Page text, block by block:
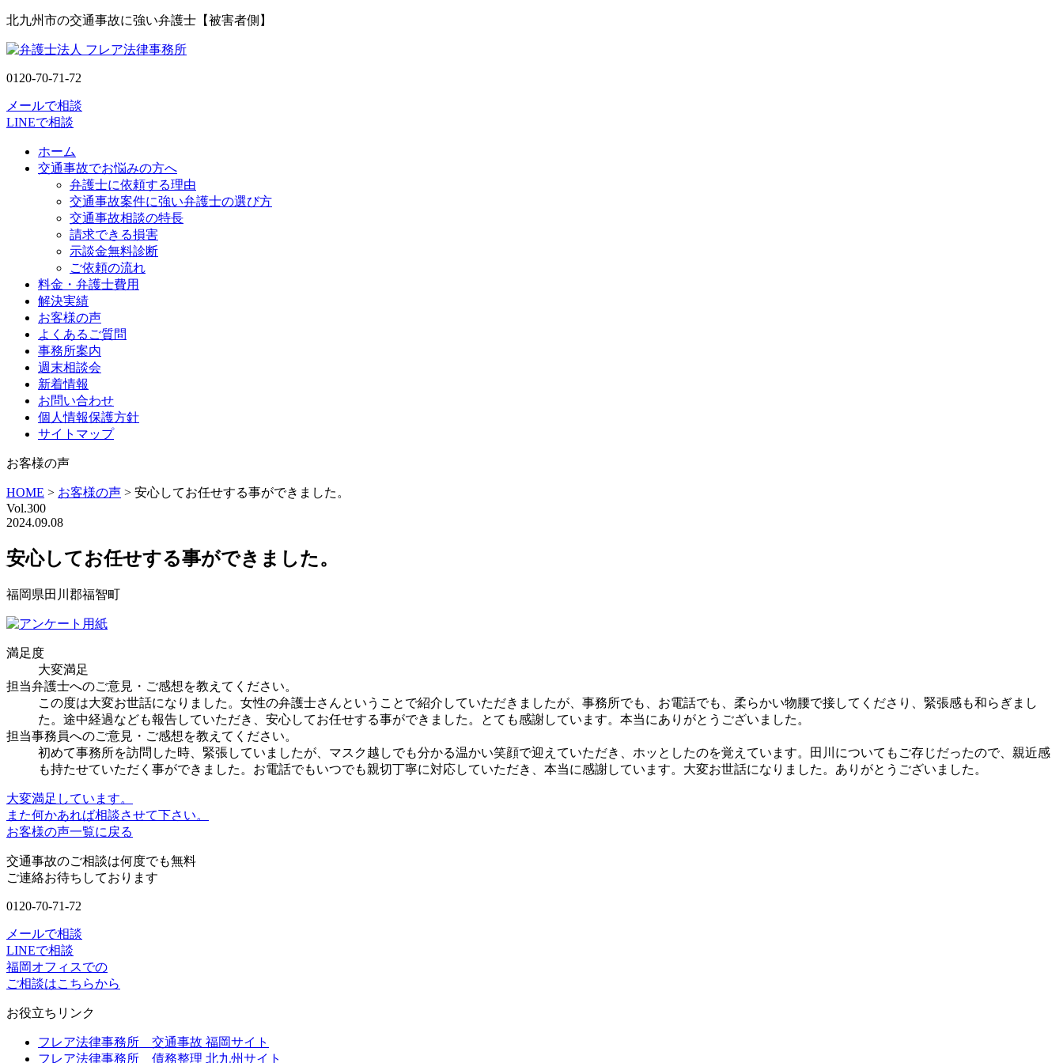
北九州市の交通事故に強い弁護士【被害者側】
0120-70-71-72
メールで相談
LINEで相談
ホーム
交通事故でお悩みの方へ
弁護士に依頼する理由
交通事故案件に強い弁護士の選び方
交通事故相談の特長
請求できる損害
示談金無料診断
ご依頼の流れ
料金・弁護士費用
解決実績
お客様の声
よくあるご質問
事務所案内
週末相談会
新着情報
お問い合わせ
個人情報保護方針
サイトマップ
お客様の声
HOME > お客様の声 > 安心してお任せする事ができました。
Vol.300
2024.09.08
安心してお任せする事ができました。
福岡県田川郡福智町
満足度
大変満足
担当弁護士へのご意見・ご感想を教えてください。
この度は大変お世話になりました。女性の弁護士さんということで紹介していただきましたが、事務所でも、お電話でも、柔らかい物腰で接してくださり、緊張感も和らぎまし
た。途中経過なども報告していただき、安心してお任せする事ができました。とても感謝しています。本当にありがとうございました。
担当事務員へのご意見・ご感想を教えてください。
初めて事務所を訪問した時、緊張していましたが、マスク越しでも分かる温かい笑顔で迎えていただき、ホッとしたのを覚えています。田川についてもご存じだったので、親近感
も持たせていただく事ができました。お電話でもいつでも親切丁寧に対応していただき、本当に感謝しています。大変お世話になりました。ありがとうございました。
大変満足しています。
また何かあれば相談させて下さい。
お客様の声一覧に戻る
交通事故のご相談は何度でも無料
ご連絡お待ちしております
0120-70-71-72
メールで相談
LINEで相談
福岡オフィスでの
ご相談はこちらから
お役立ちリンク
フレア法律事務所 交通事故 福岡サイト
フレア法律事務所 債務整理 北九州サイト